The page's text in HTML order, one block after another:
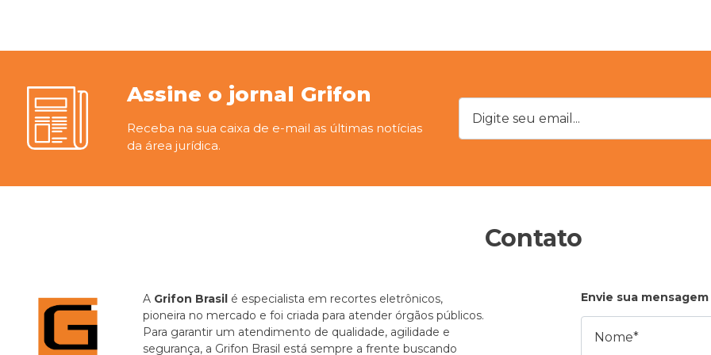
Assine o jornal Grifon
Receba na sua caixa de e-mail as últimas notícias
da área jurídica.
Digite seu email...
Contato
A Grifon Brasil é especialista em recortes eletrônicos,
pioneira no mercado e foi criada para atender órgãos públicos.
Para garantir um atendimento de qualidade, agilidade e
segurança, a Grifon Brasil está sempre a frente buscando
Envie sua mensagem